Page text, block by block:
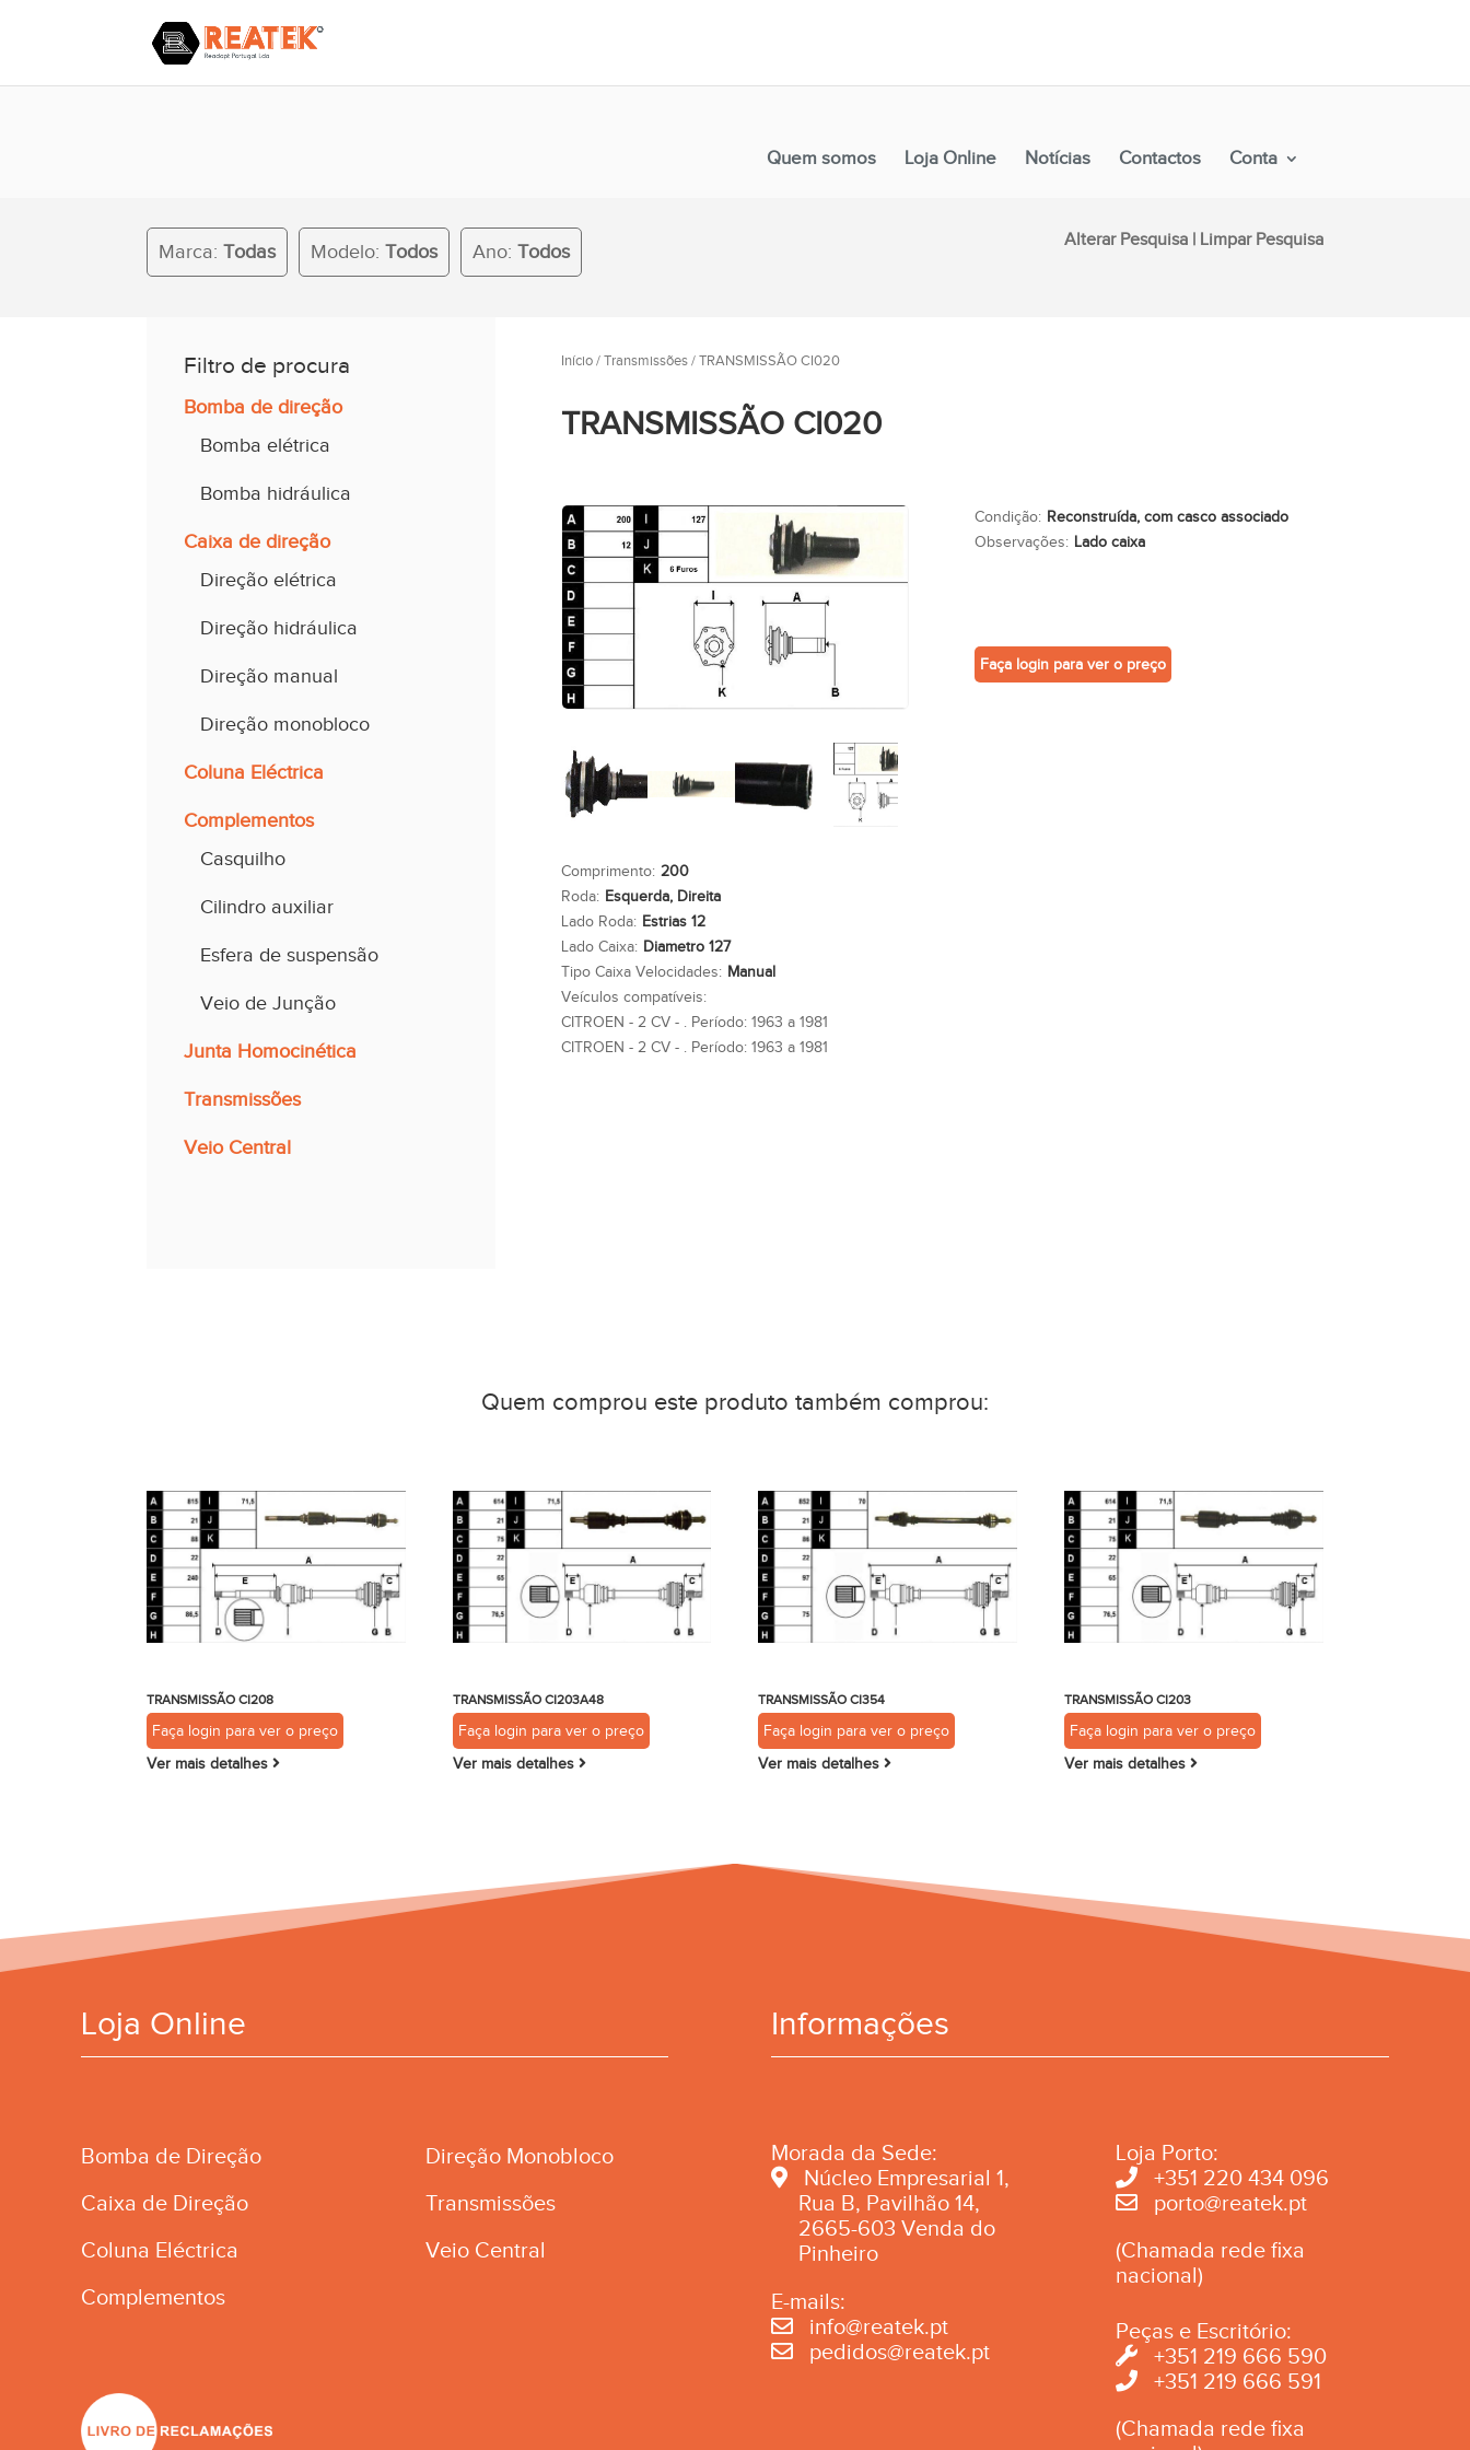
Quem somos Loja Online Notícias Contactos Conta
Marca:Todas Modelo:Todos Ano:Todos
Alterar Pesquisa| Limpar Pesquisa
Filtro de procura
Bomba de direção
Bomba elétrica
Bomba hidráulica
Caixa de direção
Direção elétrica
Direção hidráulica
Direção manual
Direção monobloco
Coluna Eléctrica
Complementos
Casquilho
Cilindro auxiliar
Esfera de suspensão
Veio de Junção
Junta Homocinética
Transmissões
Veio Central
Início/ Transmissões/ TRANSMISSÃO CI020
TRANSMISSÃO CI020
Comprimento: 200
Roda: Esquerda, Direita
Lado Roda: Estrias 12
Lado Caixa: Diametro 127
Tipo Caixa Velocidades: Manual
Veículos compatíveis:
CITROEN - 2 CV - . Período: 1963 a 1981
CITROEN - 2 CV - . Período: 1963 a 1981
Condição: Reconstruída, com casco associado
Observações: Lado caixa
Faça login para ver o preço
Quem comprou este produto também comprou:
TRANSMISSÃO CI208
Faça login para ver o preço
Ver mais detalhes
TRANSMISSÃO CI203A48
Faça login para ver o preço
Ver mais detalhes
TRANSMISSÃO CI354
Faça login para ver o preço
Ver mais detalhes
TRANSMISSÃO CI203
Faça login para ver o preço
Ver mais detalhes
Loja Online Informações
Bomba de Direção
Caixa de Direção
Coluna Eléctrica
Complementos
Direção Monobloco
Transmissões
Veio Central
Morada da Sede:
Núcleo Empresarial 1,
Rua B, Pavilhão 14,
2665-603 Venda do
Pinheiro
E-mails:
info@reatek.pt
pedidos@reatek.pt
Loja Porto:
+351 220 434 096
porto@reatek.pt
(Chamada rede fixa
nacional)
Peças e Escritório:
+351 219 666 590
+351 219 666 591
(Chamada rede fixa